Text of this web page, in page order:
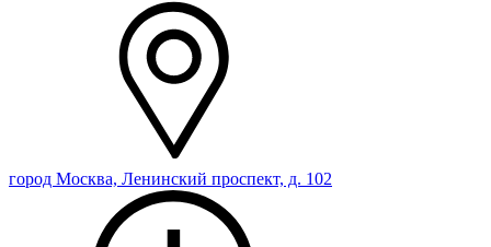
город Москва, Ленинский проспект, д. 102